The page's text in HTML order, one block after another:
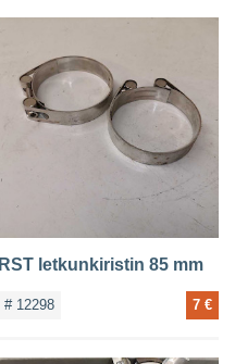
RST letkunkiristin 85 mm
# 12298 7 €